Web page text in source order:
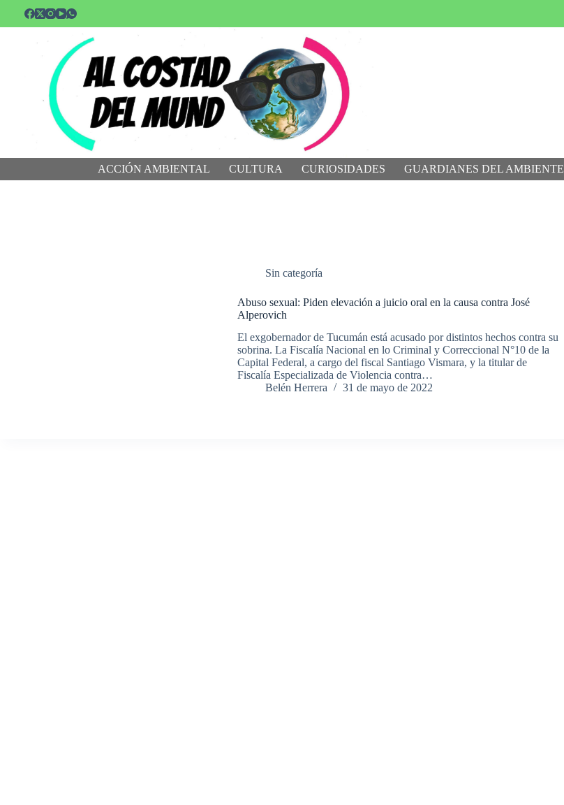
contenido
ACCIÓN AMBIENTAL CULTURA CURIOSIDADES GUARDIANES DEL AMBIENTE
Sin categoría
Abuso sexual: Piden elevación a juicio oral en la causa contra José
Alperovich
El exgobernador de Tucumán está acusado por distintos hechos contra su
sobrina. La Fiscalía Nacional en lo Criminal y Correccional N°10 de la
Capital Federal, a cargo del fiscal Santiago Vismara, y la titular de
Fiscalía Especializada de Violencia contra…
Belén Herrera
31 de mayo de 2022